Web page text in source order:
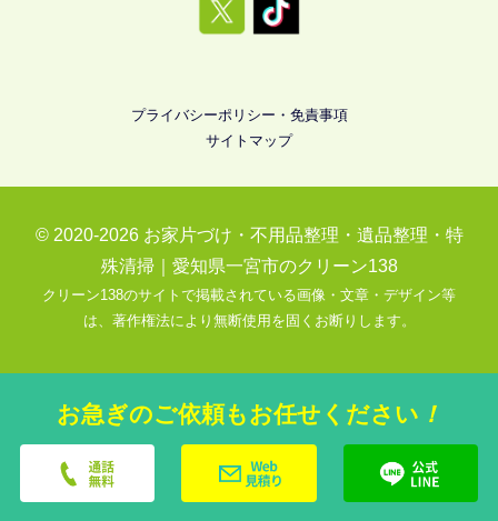
お急ぎのご依頼もお任せください ！
プライバシーポリシー・免責事項
サイトマップ
© 2020-2026 お家片づけ・不用品整理・遺品整理・特
殊清掃｜愛知県一宮市のクリーン138
クリーン138のサイトで掲載されている画像・文章・デザイン等
は、著作権法により無断使用を固くお断りします。